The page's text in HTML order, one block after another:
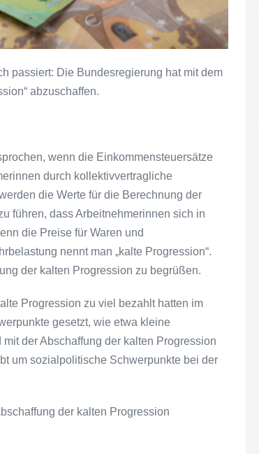
passiert: Die Bundesregierung hat mit dem
abzuschaffen.
wenn die Einkommensteuersätze
durch kollektivvertragliche
die Werte für die Berechnung der
führen, dass Arbeitnehmerinnen sich in
die Preise für Waren und
nennt man „kalte Progression“.
der kalten Progression zu begrüßen.
Progression zu viel bezahlt hatten im
gesetzt, wie etwa kleine
der Abschaffung der kalten Progression
um sozialpolitische Schwerpunkte bei der
der kalten Progression